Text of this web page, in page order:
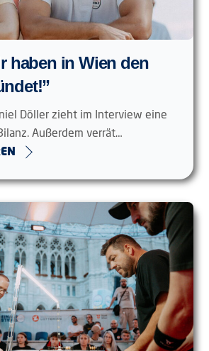
haben in Wien den
Döller zieht im Interview eine
Außerdem verrät…